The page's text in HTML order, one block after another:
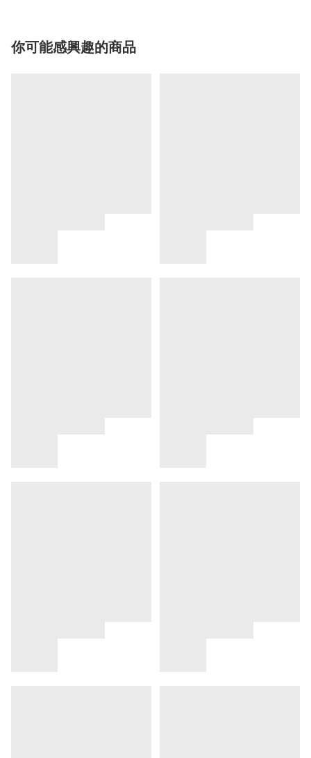
你可能感興趣的商品